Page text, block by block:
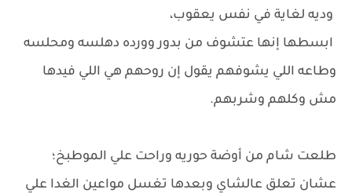
وديه لغاية في نفس يعقوب،
ابسطها إنها عتشوف من بدور وورده دهلسه ومحلسه
وطاعه اللي يشوفهم يقول إن روحهم هي اللي فيدها
مش وكلهم وشربهم.
طلعت شام من أوضة حوريه وراحت علي الموطبخ؛
عشان تعلق عالشاي وبعدها تغسل مواعين الغدا علي